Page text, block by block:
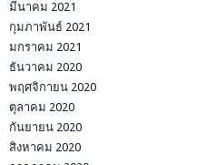
มีนาคม 2021
กุมภาพันธ์ 2021
มกราคม 2021
ธันวาคม 2020
พฤศจิกายน 2020
ตุลาคม 2020
กันยายน 2020
สิงหาคม 2020